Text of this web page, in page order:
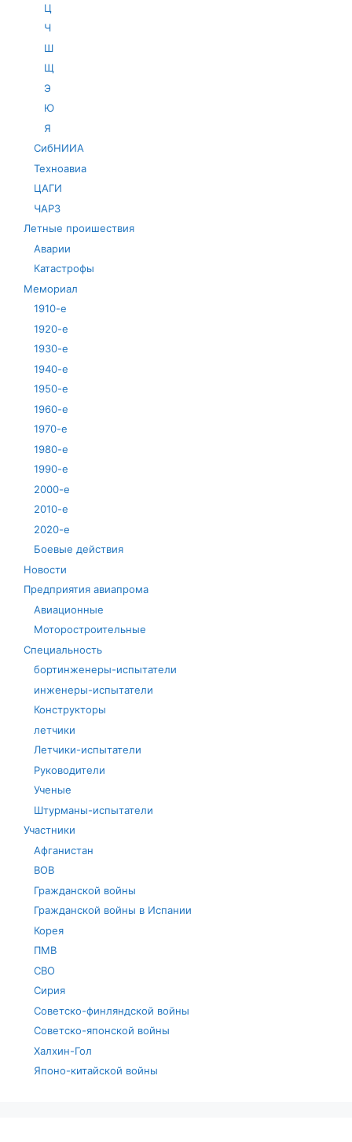
Ц
Ч
Ш
Щ
Э
Ю
Я
СибНИИА
Техноавиа
ЦАГИ
ЧАРЗ
Летные проишествия
Аварии
Катастрофы
Мемориал
1910-е
1920-е
1930-е
1940-е
1950-е
1960-е
1970-е
1980-е
1990-е
2000-е
2010-е
2020-е
Боевые действия
Новости
Предприятия авиапрома
Авиационные
Моторостроительные
Специальность
бортинженеры-испытатели
инженеры-испытатели
Конструкторы
летчики
Летчики-испытатели
Руководители
Ученые
Штурманы-испытатели
Участники
Афганистан
ВОВ
Гражданской войны
Гражданской войны в Испании
Корея
ПМВ
СВО
Сирия
Советско-финляндской войны
Советско-японской войны
Халхин-Гол
Японо-китайской войны